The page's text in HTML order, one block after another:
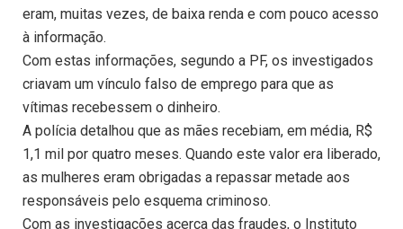
eram, muitas vezes, de baixa renda e com pouco acesso
à informação.
Com estas informações, segundo a PF, os investigados
criavam um vínculo falso de emprego para que as
vítimas recebessem o dinheiro.
A polícia detalhou que as mães recebiam, em média, R$
1,1 mil por quatro meses. Quando este valor era liberado,
as mulheres eram obrigadas a repassar metade aos
responsáveis pelo esquema criminoso.
Com as investigações acerca das fraudes, o Instituto